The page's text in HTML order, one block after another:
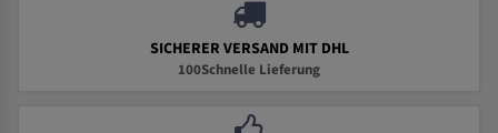
SICHERER VERSAND MIT DHL
100Schnelle Lieferung